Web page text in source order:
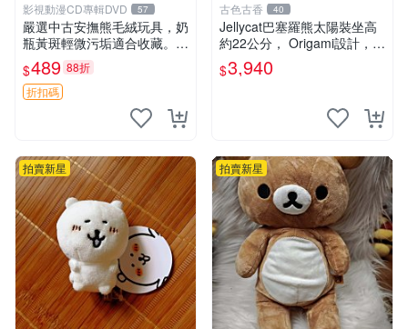
影視動漫CD專輯DVD 57
嚴選中古安撫熊毛絨玩具，奶
瓶黃斑輕微污垢適合收藏。默
認兩日發貨，全國快遞隨機派
送。 成色如圖可放心購買，
輕微瑕疵和臟污不影響使用。
安撫熊 中古玩偶 毛
$489 88折
折扣碼
古色古香 40
Jellycat巴塞羅熊太陽裝坐高
約22公分， Origami設計，來
自越南。嚴選 Recommendat
ion！巴塞羅、 Origami熊、J
$3,940
拍賣新星 拍賣新星